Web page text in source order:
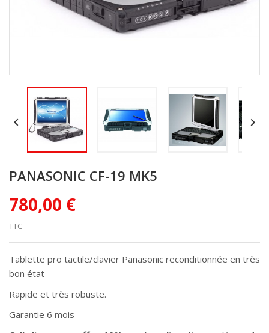
 
PANASONIC CF-19 MK5
780,00 €
TTC
Tablette pro tactile/clavier Panasonic reconditionnée en très
bon état
Rapide et très robuste.
Garantie 6 mois